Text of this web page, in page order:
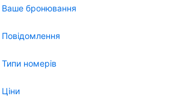
Ваше бронювання
Повідомлення
Типи номерів
Ціни